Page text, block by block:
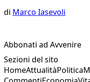
di Marco Iasevoli
Abbonati ad Avvenire
Sezioni del sito
HomeAttualitàPolitica